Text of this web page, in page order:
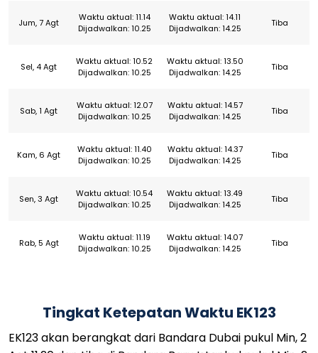
Jum, 7 Agt
Waktu aktual: 11.14
Dijadwalkan: 10.25
Waktu aktual: 14.11
Dijadwalkan: 14.25
Tiba
Sel, 4 Agt
Waktu aktual: 10.52
Dijadwalkan: 10.25
Waktu aktual: 13.50
Dijadwalkan: 14.25
Tiba
Sab, 1 Agt
Waktu aktual: 12.07
Dijadwalkan: 10.25
Waktu aktual: 14.57
Dijadwalkan: 14.25
Tiba
Kam, 6 Agt
Waktu aktual: 11.40
Dijadwalkan: 10.25
Waktu aktual: 14.37
Dijadwalkan: 14.25
Tiba
Sen, 3 Agt
Waktu aktual: 10.54
Dijadwalkan: 10.25
Waktu aktual: 13.49
Dijadwalkan: 14.25
Tiba
Rab, 5 Agt
Waktu aktual: 11.19
Dijadwalkan: 10.25
Waktu aktual: 14.07
Dijadwalkan: 14.25
Tiba
Tingkat Ketepatan Waktu EK123
EK123 akan berangkat dari Bandara Dubai pukul Min, 2